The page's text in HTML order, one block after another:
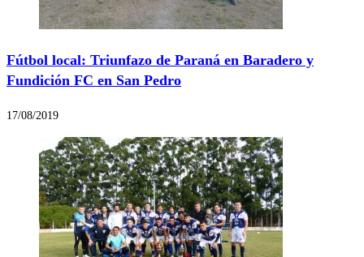
Fútbol local: Triunfazo de Paraná en Baradero y
Fundición FC en San Pedro
17/08/2019